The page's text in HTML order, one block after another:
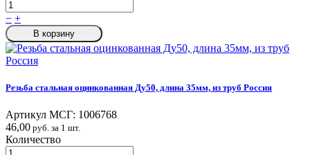
− +
В корзину
Резьба стальная оцинкованная Ду50, длина 35мм, из труб Россия
Артикул МСГ: 1006768
46,00 руб. за 1 шт.
Количество